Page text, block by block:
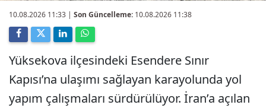
10.08.2026 11:33 | Son Güncelleme: 10.08.2026 11:38
Yüksekova ilçesindeki Esendere Sınır
Kapısı’na ulaşımı sağlayan karayolunda yol
yapım çalışmaları sürdürülüyor. İran’a açılan